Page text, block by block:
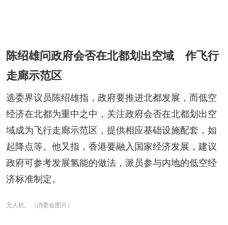
陈绍雄问政府会否在北都划出空域 作飞行
走廊示范区
选委界议员陈绍雄指，政府要推进北都发展，而低空
经济在北都为重中之中，关注政府会否在北都划出空
域成为飞行走廊示范区，提供相应基础设施配套，如
起降点等。他又指，香港要融入国家经济发展，建议
政府可参考发展氢能的做法，派员参与内地的低空经
济标准制定。
无人机。（消委会图片）